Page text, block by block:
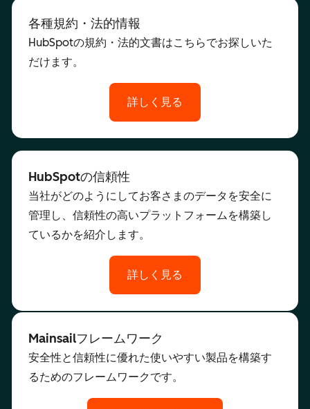
各種規約・法的情報
HubSpotの規約・法的文書はこちらでお探しいた
だけます。
詳しく見る
HubSpotの信頼性
当社がどのようにしてお客さまのデータを安全に
管理し、信頼性の高いプラットフォームを構築し
ているかを紹介します。
詳しく見る
Mainsailフレームワーク
安全性と信頼性に優れた使いやすい製品を構築す
るためのフレームワークです。